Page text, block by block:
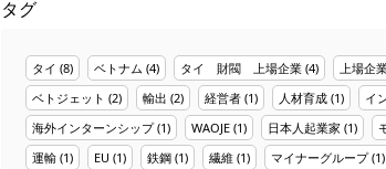
タグ
タイ (8) ベトナム (4) タイ 財閥 上場企業 (4) 上場企
ベトジェット (2) 輸出 (2) 経営者 (1) 人材育成 (1) イ
海外インターンシップ(1) WAOJE (1) 日本人起業家 (1)
運輸 (1) EU (1) 鉄鋼 (1) 繊維 (1) マイナーグループ(1)